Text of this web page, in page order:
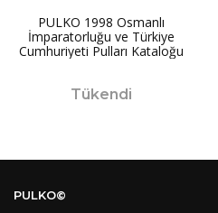
PULKO 1998 Osmanlı
İmparatorluğu ve Türkiye
Cumhuriyeti Pulları Kataloğu
Tükendi
PULKO©